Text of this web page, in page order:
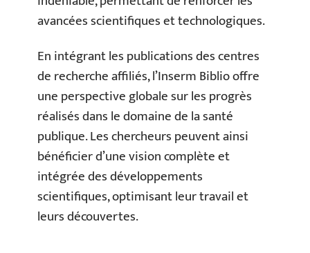
avancées scientifiques et technologiques.
En intégrant les publications des centres
de recherche affiliés, l’Inserm Biblio offre
une perspective globale sur les progrès
réalisés dans le domaine de la santé
publique. Les chercheurs peuvent ainsi
bénéficier d’une vision complète et
intégrée des développements
scientifiques, optimisant leur travail et
leurs découvertes.